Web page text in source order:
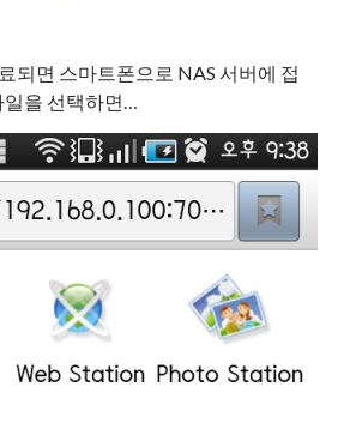
되면 스마트폰으로 NAS 서버에 접
일을 선택하면…